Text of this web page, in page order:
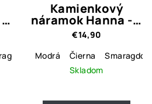
Číra
Kamienkový
náramok Hanna - 6
farebné varianty
€14,90
Modrá
Čierna
Skladom